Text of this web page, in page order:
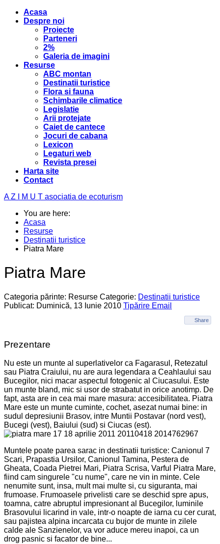
Acasa
Despre noi
Proiecte
Parteneri
2%
Galeria de imagini
Resurse
ABC montan
Destinatii turistice
Flora si fauna
Schimbarile climatice
Legislatie
Arii protejate
Caiet de cantece
Jocuri de cabana
Lexicon
Legaturi web
Revista presei
Harta site
Contact
A Z I M U T asociatia de ecoturism
You are here:
Acasa
Resurse
Destinatii turistice
Piatra Mare
Piatra Mare
Categoria părinte: Resurse Categorie: Destinatii turistice
Publicat: Duminică, 13 Iunie 2010 Tipărire Email
Share
Prezentare
Nu este un munte al superlativelor ca Fagarasul, Retezatul
sau Piatra Craiului, nu are aura legendara a Ceahlaului sau
Bucegilor, nici macar aspectul fotogenic al Ciucasului. Este
un munte bland, mic si usor de strabatut in orice anotimp. De
fapt, asta are in cea mai mare masura: accesibilitatea. Piatra
Mare este un munte cuminte, cochet, asezat numai bine: in
sudul depresiunii Brasov, intre Muntii Postavar (nord vest),
Bucegi (vest), Baiului (sud) si Ciucas (est).
Muntele poate parea sarac in destinatii turistice: Canionul 7
Scari, Prapastia Ursilor, Canionul Tamina, Pestera de
Gheata, Coada Pietrei Mari, Piatra Scrisa, Varful Piatra Mare,
fiind cam singurele "cu nume", care ne vin in minte. Cele
nenumite sunt, insa, mult mai multe si, cu siguranta, mai
frumoase. Frumoasele privelisti care se deschid spre apus,
toamna, catre abruptul impresionant al Bucegilor, luminile
Brasovului licarind in vale, intr-o noapte de iarna cu cer curat,
sau pajistea alpina incarcata cu bujor de munte in zilele
calde ale Sanzienelor, va vor aduce mereu inapoi, ca un
drog pasnic si facator de bine...